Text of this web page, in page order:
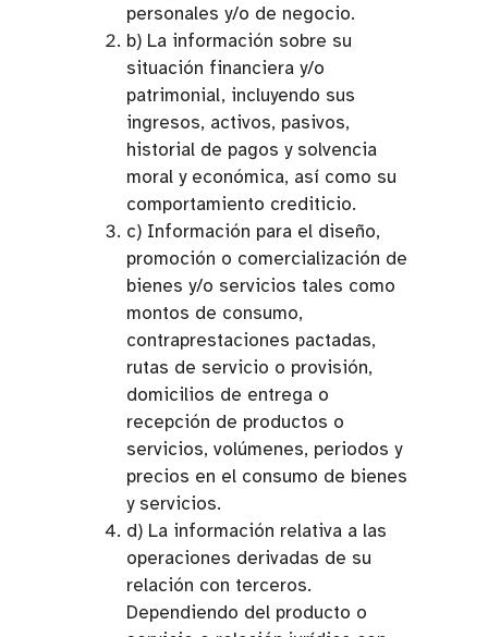
personales y/o de negocio.
b) La información sobre su
situación financiera y/o
patrimonial, incluyendo sus
ingresos, activos, pasivos,
historial de pagos y solvencia
moral y económica, así como su
comportamiento crediticio.
c) Información para el diseño,
promoción o comercialización de
bienes y/o servicios tales como
montos de consumo,
contraprestaciones pactadas,
rutas de servicio o provisión,
domicilios de entrega o
recepción de productos o
servicios, volúmenes, periodos y
precios en el consumo de bienes
y servicios.
d) La información relativa a las
operaciones derivadas de su
relación con terceros.
Dependiendo del producto o